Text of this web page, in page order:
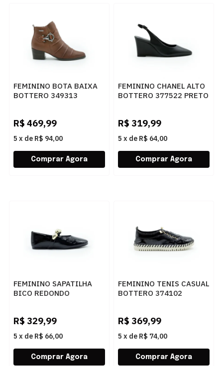
FEMININO BOTA BAIXA
BOTTERO 349313
R$ 469,99
5 x de R$ 94,00
FEMININO CHANEL ALTO
BOTTERO 377522 PRETO
R$ 319,99
5 x de R$ 64,00
FEMININO SAPATILHA
BICO REDONDO
R$ 329,99
5 x de R$ 66,00
FEMININO TENIS CASUAL
BOTTERO 374102
R$ 369,99
5 x de R$ 74,00